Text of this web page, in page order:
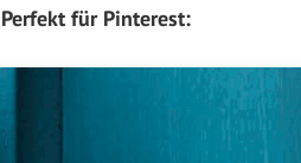
Perfekt für Pinterest: